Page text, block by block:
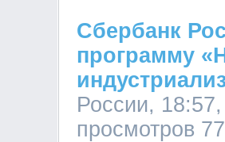
Сбербанк
программу
России,
просмотров